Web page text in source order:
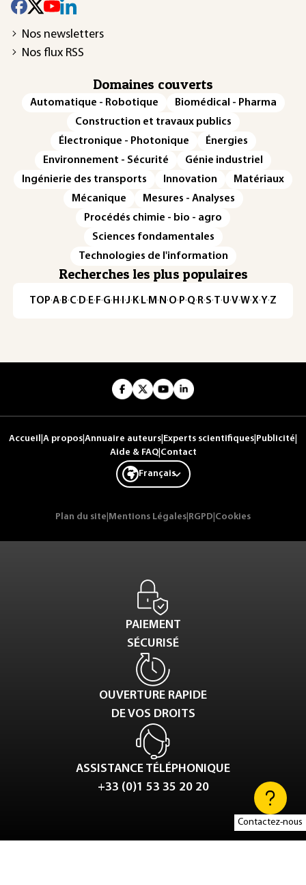
Contactez-nous
Nos newsletters
Nos flux RSS
Domaines couverts
Automatique - Robotique
Biomédical - Pharma
Construction et travaux publics
Électronique - Photonique
Énergies
Environnement - Sécurité
Génie industriel
Ingénierie des transports
Innovation
Matériaux
Mécanique
Mesures - Analyses
Procédés chimie - bio - agro
Sciences fondamentales
Technologies de l'information
Recherches les plus populaires
TOP·A·B·C· D· E· F·G· H · ·J· K· L· M · N ·O· P·Q· R·S·T·U·V·W·X·Y·Z
Accueil A propos Annuaire auteurs Experts scientifiques Publicité
Aide & FAQ| Contact
Français
Plan du site Mentions Légales RGPD Cookies
PAIEMENT
SÉCURISÉ
OUVERTURE RAPIDE
DE VOS DROITS
ASSISTANCE TÉLÉPHONIQUE
+33 (0)1 53 35 20 20